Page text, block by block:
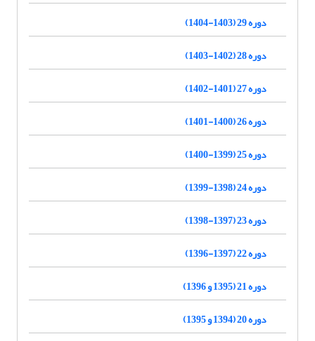
دوره 29 (1403-1404)
دوره 28 (1402-1403)
دوره 27 (1401-1402)
دوره 26 (1400-1401)
دوره 25 (1399-1400)
دوره 24 (1398-1399)
دوره 23 (1397-1398)
دوره 22 (1397-1396)
دوره 21 (1395 و 1396)
دوره 20 (1394 و 1395)